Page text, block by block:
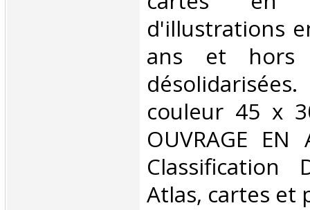
d'illustrations
ans et hors
couleur 45 x
OUVRAGE
Classification
Atlas, cartes et